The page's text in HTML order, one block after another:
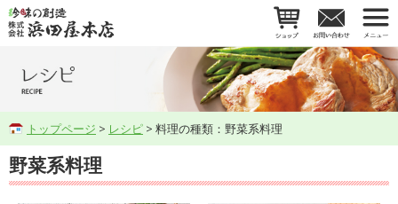
トップページ > レシピ > 料理の種類：野菜系料理
野菜系料理